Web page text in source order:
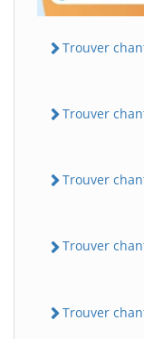
Trouver
Trouver
Trouver
Trouver
Trouver